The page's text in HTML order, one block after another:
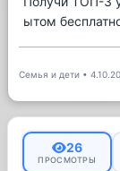
ытом
Семья и дети •
26
ПРОСМОТРЫ